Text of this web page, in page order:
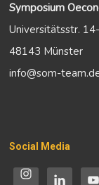
Symposium
Universitätsstr.
48143 Münster
info@som-
Social Media